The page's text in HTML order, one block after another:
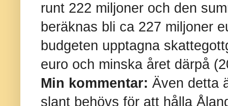
runt 222 miljoner och den
beräknas bli ca 227 miljoner
budgeten upptagna
euro och minska året därpå
Min kommentar: Även detta
slant behövs för att hålla